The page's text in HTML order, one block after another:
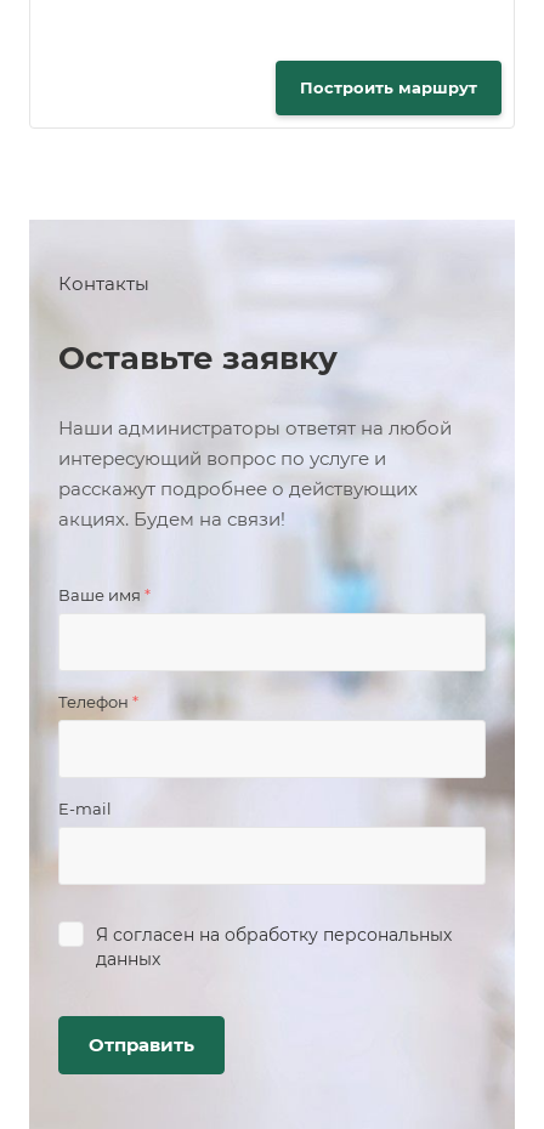
Построить маршрут
Контакты
Оставьте заявку
Наши администраторы ответят на любой
интересующий вопрос по услуге и
расскажут подробнее о действующих
акциях. Будем на связи!
Ваше имя *
Телефон *
E-mail
Я согласен на обработку персональных
данных